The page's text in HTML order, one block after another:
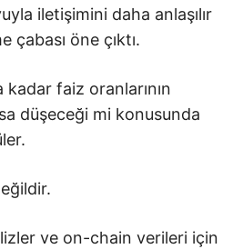
iletişimini daha anlaşılır
çabası öne çıktı.
kadar faiz oranlarının
düşeceği mi konusunda
ve on-chain verileri için